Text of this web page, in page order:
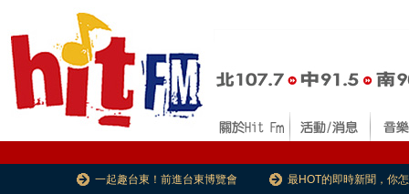
一起趣台東！前進台東博覽會 最HOT的即時新聞，你